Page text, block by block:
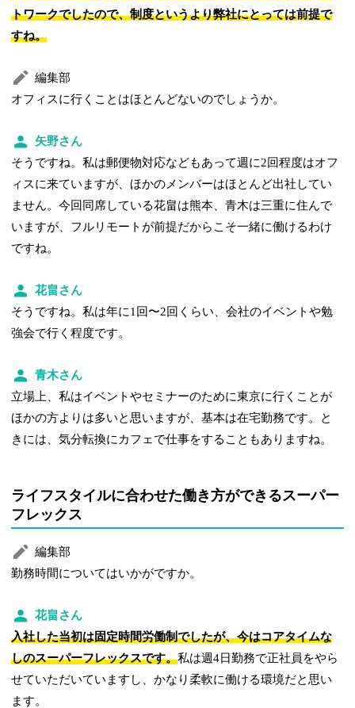
トワークでしたので、制度というより弊社にとっては前提で
すね。
編集部
オフィスに行くことはほとんどないのでしょうか。
矢野さん
そうですね。私は郵便物対応などもあって週に2回程度はオフ
ィスに来ていますが、ほかのメンバーはほとんど出社してい
ません。今回同席している花畠は熊本、青木は三重に住んで
いますが、フルリモートが前提だからこそ一緒に働けるわけ
ですね。
花畠さん
そうですね。私は年に1回〜2回くらい、会社のイベントや勉
強会で行く程度です。
青木さん
立場上、私はイベントやセミナーのために東京に行くことが
ほかの方よりは多いと思いますが、基本は在宅勤務です。と
きには、気分転換にカフェで仕事をすることもありますね。
ライフスタイルに合わせた働き方ができるスーパー
フレックス
編集部
勤務時間についてはいかがですか。
花畠さん
入社した当初は固定時間労働制でしたが、今はコアタイムな
しのスーパーフレックスです。私は週4日勤務で正社員をやら
せていただいていますし、かなり柔軟に働ける環境だと思い
ます。